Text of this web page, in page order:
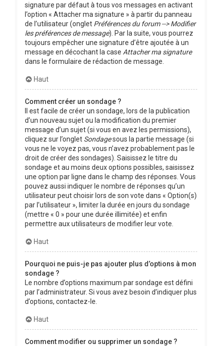
signature par défaut à tous vos messages en activant
l’option « Attacher ma signature » à partir du panneau
de l’utilisateur (onglet Préférences du forum --> Modifier
les préférences de message). Par la suite, vous pourrez
toujours empêcher une signature d’être ajoutée à un
message en décochant la case Attacher ma signature
dans le formulaire de rédaction de message.
Haut
Comment créer un sondage ?
Il est facile de créer un sondage, lors de la publication
d’un nouveau sujet ou la modification du premier
message d’un sujet (si vous en avez les permissions),
cliquez sur l’onglet Sondagesous la partie message (si
vous ne le voyez pas, vous n’avez probablement pas le
droit de créer des sondages). Saisissez le titre du
sondage et au moins deux options possibles, saisissez
une option par ligne dans le champ des réponses. Vous
pouvez aussi indiquer le nombre de réponses qu’un
utilisateur peut choisir lors de son vote dans « Option(s)
par l’utilisateur », limiter la durée en jours du sondage
(mettre « 0 » pour une durée illimitée) et enfin
permettre aux utilisateurs de modifier leur vote.
Haut
Pourquoi ne puis-je pas ajouter plus d’options à mon
sondage ?
Le nombre d’options maximum par sondage est défini
par l’administrateur. Si vous avez besoin d’indiquer plus
d’options, contactez-le.
Haut
Comment modifier ou supprimer un sondage ?